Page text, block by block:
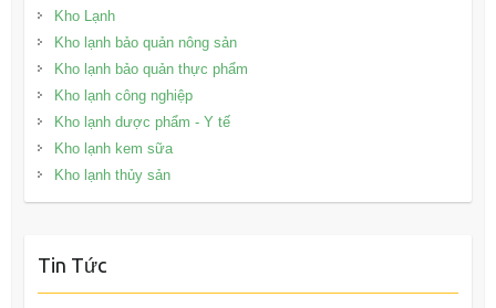
Kho Lạnh
Kho lạnh bảo quản nông sản
Kho lạnh bảo quản thực phẩm
Kho lạnh công nghiệp
Kho lạnh dược phẩm - Y tế
Kho lạnh kem sữa
Kho lạnh thủy sản
Tin Tức